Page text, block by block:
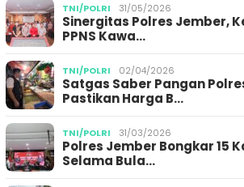
TNI/POLRI 31/05/2026
Sinergitas Polres Jember,
PPNS Kawa…
TNI/POLRI 02/04/2026
Satgas Saber Pangan
Pastikan Harga B…
TNI/POLRI 31/03/2026
Polres Jember Bongkar 15
Selama Bula…